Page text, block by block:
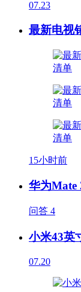
07.23
最新电视
15小时前
华为Mate
问答 4
小米43英
07.20